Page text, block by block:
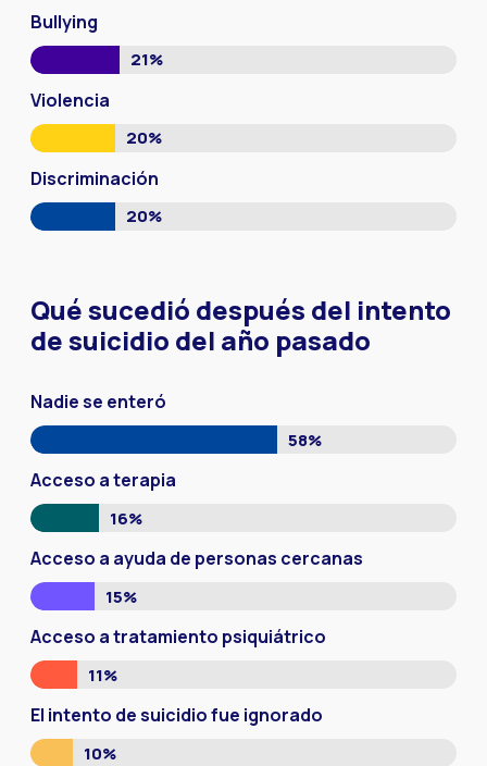
Bullying
21%
Violencia
20%
Discriminación
20%
Qué sucedió después del intento
de suicidio del año pasado
Nadie se enteró
58%
Acceso a terapia
16%
Acceso a ayuda de personas cercanas
15%
Acceso a tratamiento psiquiátrico
11%
El intento de suicidio fue ignorado
10%